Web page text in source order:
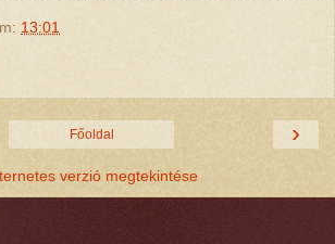
13:01
›
Főoldal
verzió megtekintése